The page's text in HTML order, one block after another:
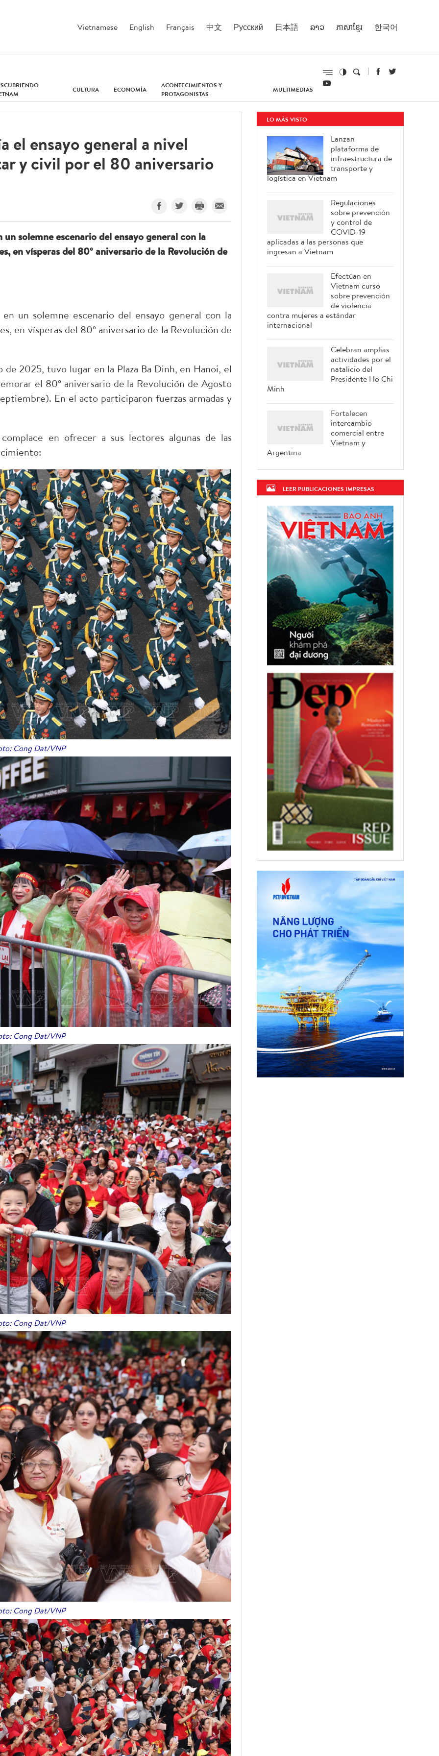
Vietnamese English Français 中文 Русский 日本語 ລາວ ភាសាខ្មែរ 한국어
CULTURA ECONOMÍA
ACONTECIMIENTOS Y
PROTAGONISTAS
MULTIMEDIAS
el ensayo general a nivel
y civil por el 80 aniversario
solemne escenario del ensayo general con la
en vísperas del 80º aniversario de la Revolución de
un solemne escenario del ensayo general con la
en vísperas del 80º aniversario de la Revolución de
2025, tuvo lugar en la Plaza Ba Dinh, en Hanoi, el
el 80º aniversario de la Revolución de Agosto
En el acto participaron fuerzas armadas y
en ofrecer a sus lectores algunas de las
Cong Dat/VNP
Cong Dat/VNP
Cong Dat/VNP
Cong Dat/VNP
LO MÁS VISTO
Lanzan
plataforma de
infraestructura de
transporte y
logística en Vietnam
Regulaciones
sobre prevención
y control de
COVID-19
aplicadas a las personas que
ingresan a Vietnam
Efectúan en
Vietnam curso
sobre prevención
de violencia
contra mujeres a estándar
internacional
Celebran amplias
actividades por el
natalicio del
Presidente Ho Chi
Minh
Fortalecen
intercambio
comercial entre
Vietnam y
Argentina
LEER PUBLICACIONES IMPRESAS